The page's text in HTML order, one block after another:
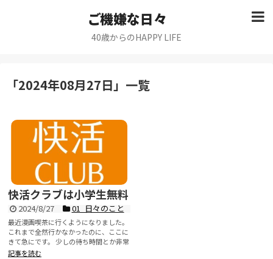
ご機嫌な日々
40歳からのHAPPY LIFE
「2024年08月27日」 一覧
快活クラブは小学生無料
2024/8/27 01_日々のこと
最近漫画喫茶に行くようになりました。
これまで全然行かなかったのに、ここに
きて急にです。 少しの待ち時間とか非常
に便利な...
記事を読む